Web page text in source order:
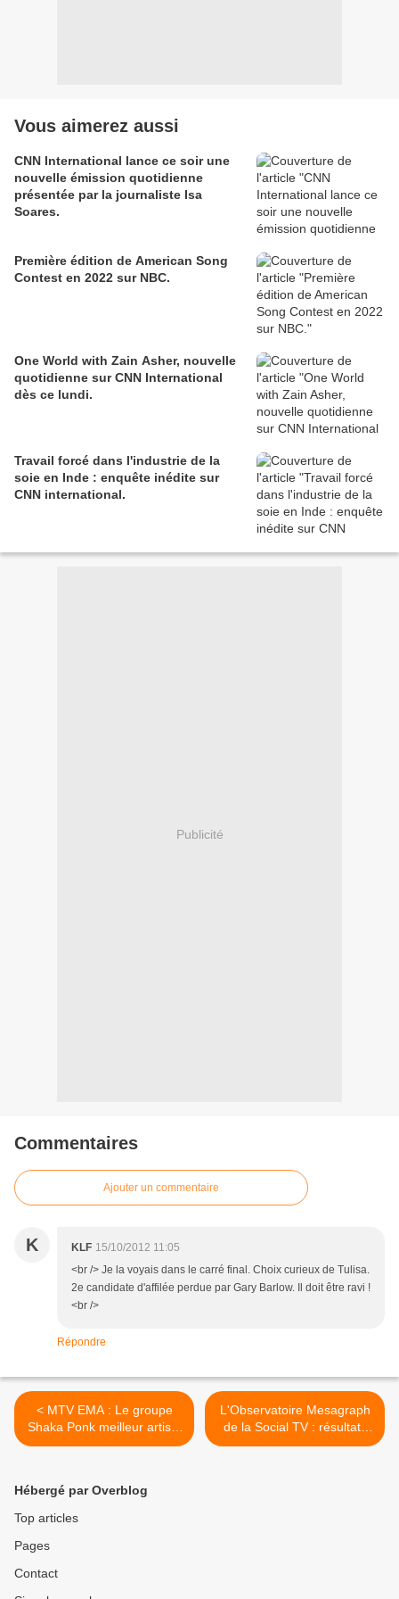
Vous aimerez aussi
CNN International lance ce soir une
nouvelle émission quotidienne
présentée par la journaliste Isa
Soares.
Première édition de American Song
Contest en 2022 sur NBC.
One World with Zain Asher, nouvelle
quotidienne sur CNN International
dès ce lundi.
Travail forcé dans l'industrie de la
soie en Inde : enquête inédite sur
CNN international.
Publicité
Commentaires
Ajouter un commentaire
K KLF 15/10/2012 11:05
<br /> Je la voyais dans le carré final. Choix curieux de Tulisa.
2e candidate d'affilée perdue par Gary Barlow. Il doit être ravi !
<br />
Répondre
< MTV EMA : Le groupe
Shaka Ponk meilleur artiste
français.
L'Observatoire Mesagraph
de la Social TV : résultats
semaine du 8 au 14 octobre
Hébergé par Overblog
Top articles
Pages
Contact